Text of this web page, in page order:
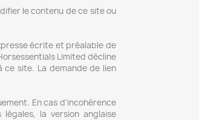
le contenu de ce site ou
écrite et préalable de
Limited décline
site. La demande de lien
En cas d'incohérence
la version anglaise